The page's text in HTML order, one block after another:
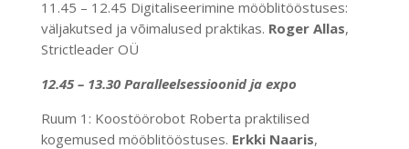
11.45 – 12.45 Digitaliseerimine mööblitööstuses:
väljakutsed ja võimalused praktikas. Roger Allas,
Strictleader OÜ
12.45 – 13.30 Paralleelsessioonid ja expo
Ruum 1: Koostöörobot Roberta praktilised
kogemused mööblitööstuses. Erkki Naaris,